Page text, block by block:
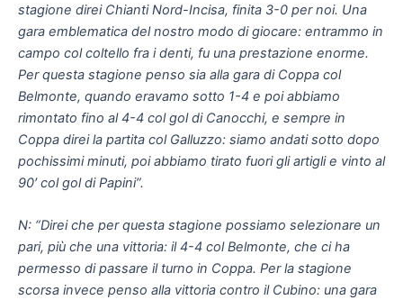
stagione direi Chianti Nord-Incisa, finita 3-0 per noi. Una
gara emblematica del nostro modo di giocare: entrammo in
campo col coltello fra i denti, fu una prestazione enorme.
Per questa stagione penso sia alla gara di Coppa col
Belmonte, quando eravamo sotto 1-4 e poi abbiamo
rimontato fino al 4-4 col gol di Canocchi, e sempre in
Coppa direi la partita col Galluzzo: siamo andati sotto dopo
pochissimi minuti, poi abbiamo tirato fuori gli artigli e vinto al
90′ col gol di Papini”.
N: “Direi che per questa stagione possiamo selezionare un
pari, più che una vittoria: il 4-4 col Belmonte, che ci ha
permesso di passare il turno in Coppa. Per la stagione
scorsa invece penso alla vittoria contro il Cubino: una gara